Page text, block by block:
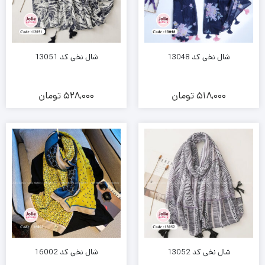
شال نخی کد 13048
518,000تومان
شال نخی کد 13051
528,000تومان
شال نخی کد 13052 شال نخی کد 16002